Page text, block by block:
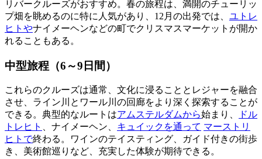
リバークルーズがおすすめ。春の旅程は、満開のチューリッ
プ畑を眺めるのに特に人気があり、12月の出発では、 ユトレ
ヒトやナイメーヘンなどの町でクリスマスマーケットが開か
れることもある。
中型旅程（6～9日間）
これらのクルーズは通常、文化に浸ることとレジャーを融合
させ、ライン川とワール川の回廊をより深く探索することが
できる。典型的なルートはアムステルダムから始まり、
ドル
トレヒト
、ナイメーヘン、 キュイックを通って マーストリ
ヒトで終わる。ワインのテイスティング、ガイド付きの街歩
き、美術館巡りなど、充実した体験が期待できる。